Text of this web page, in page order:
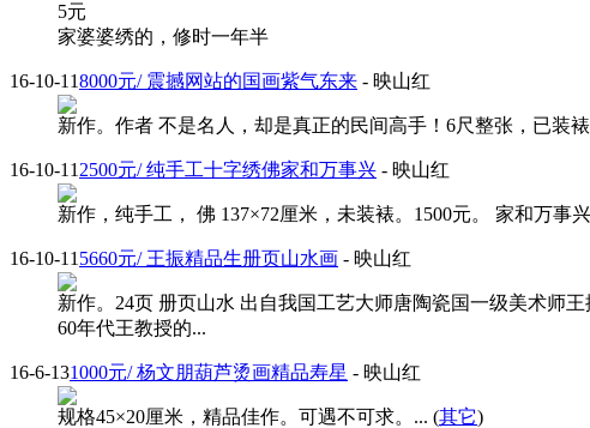
5元
家婆婆绣的，修时一年半
16-10-118000元/ 震撼网站的国画紫气东来 - 映山红
新作。作者 不是名人，却是真正的民间高手！6尺整张，已装
16-10-11 2500元/ 纯手工十字绣佛家和万事兴 - 映山红
新作，纯手工， 佛 137×72厘米，未装裱。1500元。 家和万事
16-10-11 5660元/ 王振精品生册页山水画 - 映山红
新作。24页 册页山水 出自我国工艺大师唐陶瓷国一级美术师
60年代王教授的...
16-6-131000元/ 杨文朋葫芦烫画精品寿星 - 映山红
规格45×20厘米，精品佳作。可遇不可求。... (其它)